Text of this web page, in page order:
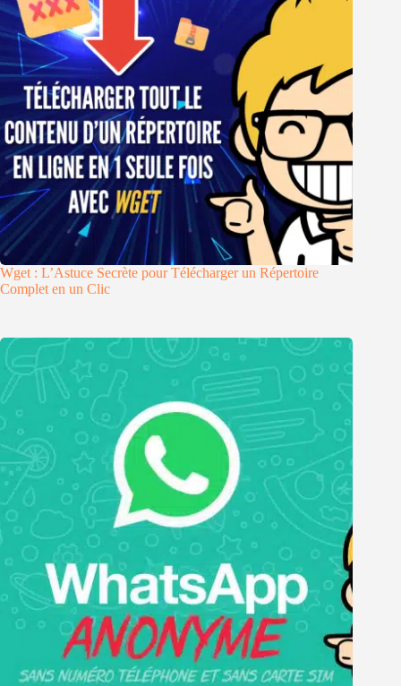
Wget : L’Astuce Secrète pour Télécharger un Répertoire
Complet en un Clic